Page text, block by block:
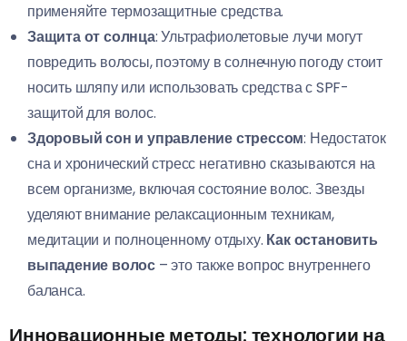
применяйте термозащитные средства.
Защита от солнца: Ультрафиолетовые лучи могут
повредить волосы, поэтому в солнечную погоду стоит
носить шляпу или использовать средства с SPF-
защитой для волос.
Здоровый сон и управление стрессом: Недостаток
сна и хронический стресс негативно сказываются на
всем организме, включая состояние волос. Звезды
уделяют внимание релаксационным техникам,
медитации и полноценному отдыху. Как остановить
выпадение волос – это также вопрос внутреннего
баланса.
Инновационные методы: технологии на